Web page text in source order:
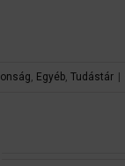
, Egyéb, Tudástár